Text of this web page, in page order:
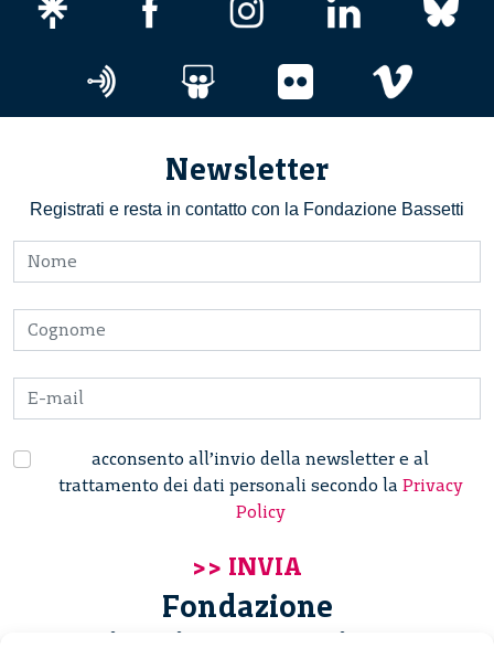
Newsletter
Registrati e resta in contatto con la Fondazione Bassetti
acconsento all’invio della newsletter e al
trattamento dei dati personali secondo la Privacy
Policy
Fondazione